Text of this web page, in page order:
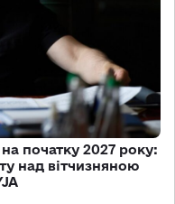
початку 2027 року:
над вітчизняною